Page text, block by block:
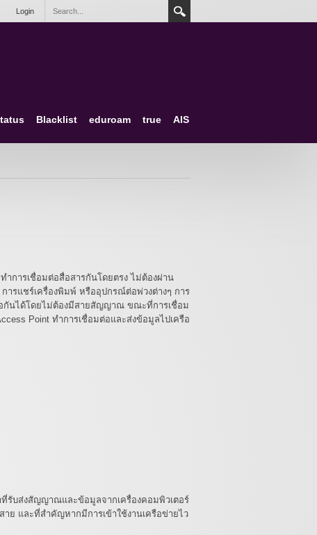
Login
Blacklist eduroam true AIS
ำการเชื่อมต่อสื่อสารกันโดยตรง ไม่ต้องผ่าน
รแชร์เครื่องพิมพ์ หรืออุปกรณ์ต่อพ่วงต่างๆ การ
อกันได้โดยไม่ต้องมีสายสัญญาณ ขณะที่การเชื่อม
Point ทำการเชื่อมต่อและส่งข้อมูลไปเครือ
ที่รับส่งสัญญาณและข้อมูลจากเครื่องคอมพิวเตอร์
ย และที่สำคัญหากมีการเข้าใช้งานเครือข่ายไว